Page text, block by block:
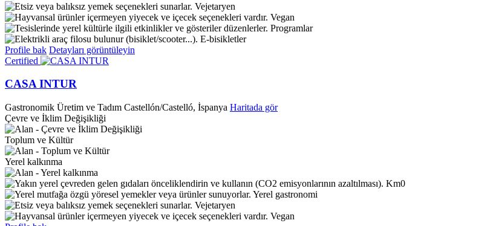
Vejetaryen
Vegan
Programlar
E-bisikletler
Profile bak Detayları görüntüleyin
Certified
CASA INTUR
Gastronomik Üretim ve Tadım Castellón/Castelló, İspanya Haritada gör
Çevre ve İklim Değişikliği
Toplum ve Kültür
Yerel kalkınma
Km0
Yerel gastronomi
Vejetaryen
Vegan